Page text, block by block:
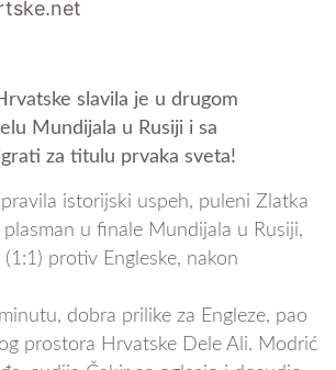
slavila je u drugom
Mundijala u Rusiji i sa
za titulu prvaka sveta!
istorijski uspeh, puleni Zlatka
u finale Mundijala u Rusiji,
protiv Engleske, nakon
dobra prilike za Engleze, pao
prostora Hrvatske Dele Ali. Modrić